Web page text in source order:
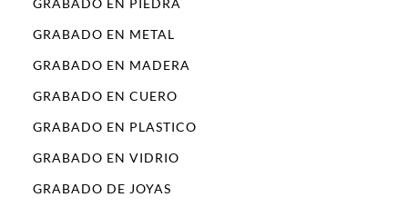
GRABADO EN METAL
GRABADO EN MADERA
GRABADO EN CUERO
GRABADO EN PLASTICO
GRABADO EN VIDRIO
GRABADO DE JOYAS